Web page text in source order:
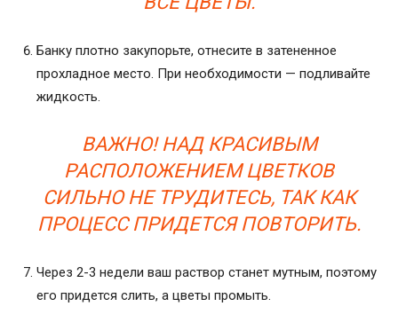
Банку плотно закупорьте, отнесите в затененное
прохладное место. При необходимости — подливайте
жидкость.
ВАЖНО! НАД КРАСИВЫМ
РАСПОЛОЖЕНИЕМ ЦВЕТКОВ
СИЛЬНО НЕ ТРУДИТЕСЬ, ТАК КАК
ПРОЦЕСС ПРИДЕТСЯ ПОВТОРИТЬ.
Через 2-3 недели ваш раствор станет мутным, поэтому
его придется слить, а цветы промыть.